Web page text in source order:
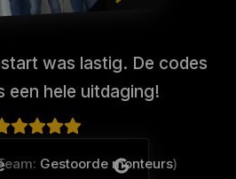
was lastig. De codes
een hele uitdaging!
Gestoorde monteurs)